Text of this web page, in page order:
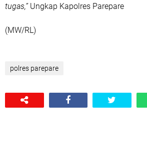
tugas,”Ungkap Kapolres Parepare
(MW/RL)
polres parepare